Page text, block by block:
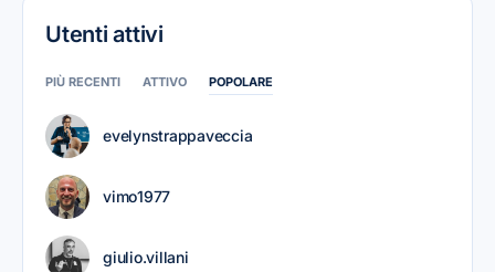
Utenti attivi
PIÙ RECENTI ATTIVO POPOLARE
evelynstrappaveccia
vimo1977
giulio.villani